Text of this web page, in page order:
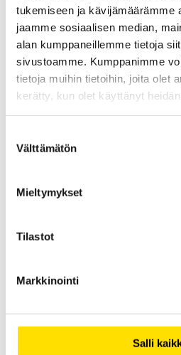
tukemiseen ja kävijämäärämme
jaamme sosiaalisen median,
alan kumppaneillemme tietoja
sivustoamme. Kumppanimme
tietoja muihin tietoihin, joita olet
kerätty, kun olet käyttänyt heidän
valinta
Välttämätön
Mieltymykset
Tilastot
Markkinointi
Salli
AC+DC TRMS energia-
virtatulolla. Käytettävissä
SD-kortti
Täydellinen sähköverkkoanalysaattori